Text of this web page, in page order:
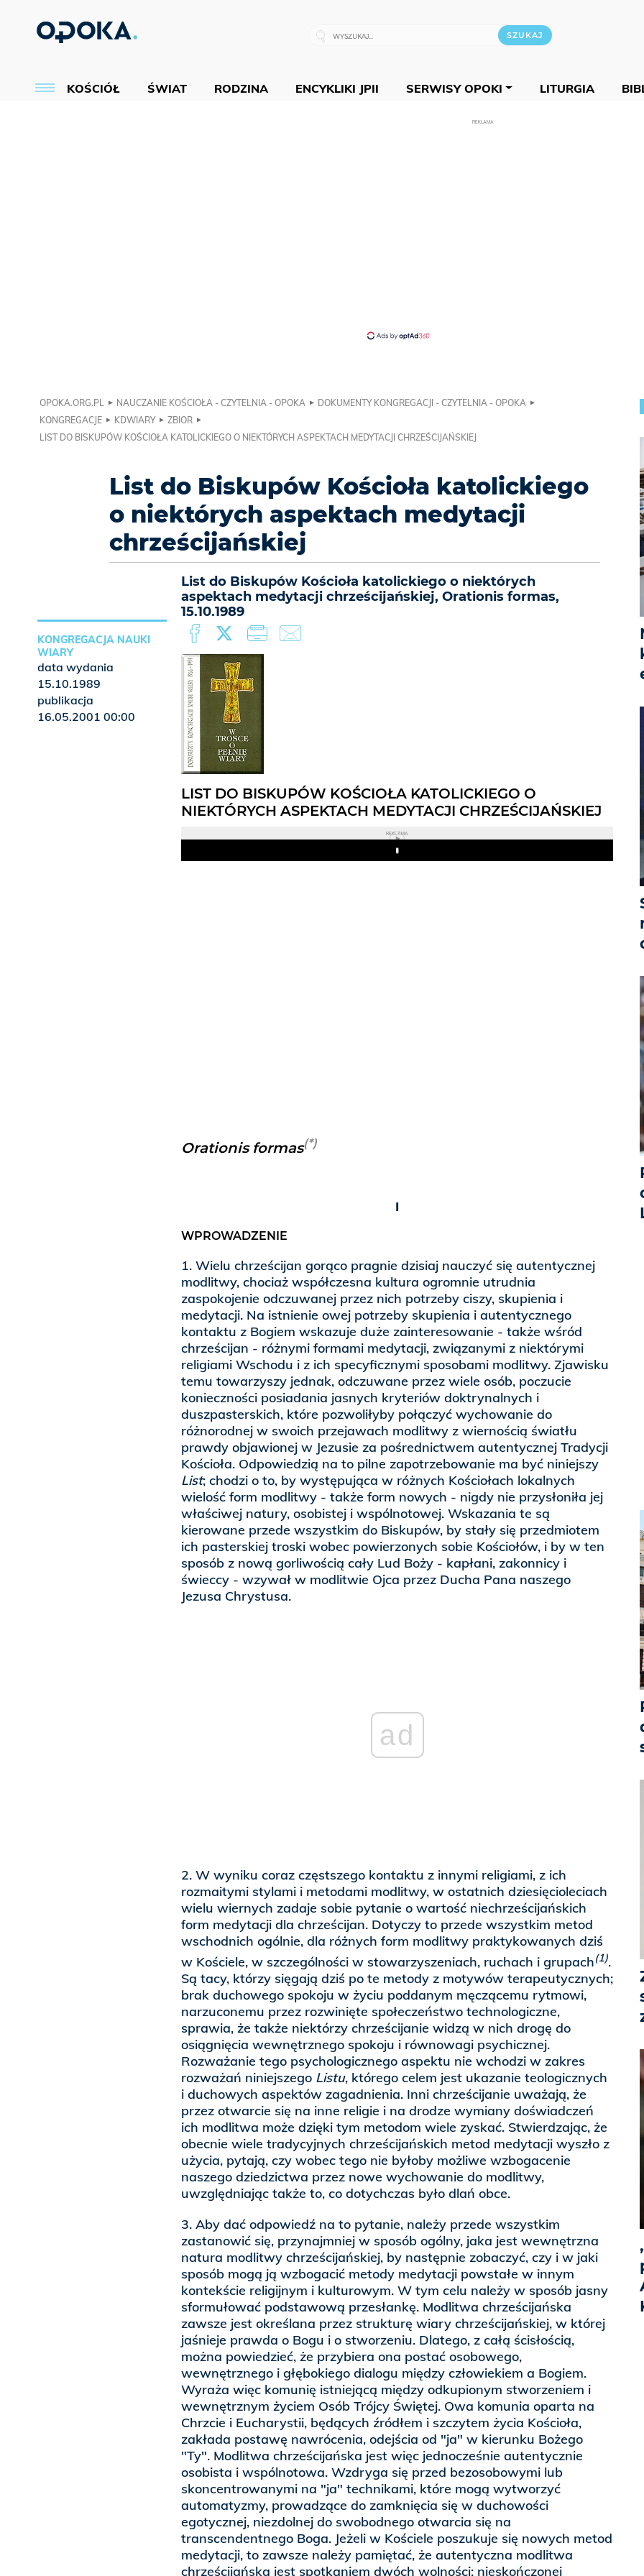
KOŚCIÓŁ ŚWIAT RODZINA ENCYKLIKI JPII SERWISY OPOKI LITURGIA
REKLAMA
OPOKA.ORG.PL NAUCZANIE KOŚCIOŁA - CZYTELNIA - OPOKA
DOKUMENTY KONGREGACJI - CZYTELNIA - OPOKA
KONGREGACJE
KDWIARY
ZBIOR
LIST DO BISKUPÓW KOŚCIOŁA KATOLICKIEGO O NIEKTÓRYCH ASPEKTACH MEDYTACJI CHRZEŚCIJAŃSKIEJ
List do Biskupów Kościoła katolickiego
o niektórych aspektach medytacji
chrześcijańskiej
List do Biskupów Kościoła katolickiego o niektórych
aspektach medytacji chrześcijańskiej, Orationis formas,
15.10.1989
LIST DO BISKUPÓW KOŚCIOŁA KATOLICKIEGO O
NIEKTÓRYCH ASPEKTACH MEDYTACJI CHRZEŚCIJAŃSKIEJ
REKLAMA
Play
Orationis formas(*)
I
WPROWADZENIE
1. Wielu chrześcijan gorąco pragnie dzisiaj nauczyć się autentycznej
modlitwy, chociaż współczesna kultura ogromnie utrudnia
zaspokojenie odczuwanej przez nich potrzeby ciszy, skupienia i
medytacji. Na istnienie owej potrzeby skupienia i autentycznego
kontaktu z Bogiem wskazuje duże zainteresowanie - także wśród
chrześcijan - różnymi formami medytacji, związanymi z niektórymi
religiami Wschodu i z ich specyficznymi sposobami modlitwy. Zjawisku
temu towarzyszy jednak, odczuwane przez wiele osób, poczucie
konieczności posiadania jasnych kryteriów doktrynalnych i
duszpasterskich, które pozwoliłyby połączyć wychowanie do
różnorodnej w swoich przejawach modlitwy z wiernością światłu
prawdy objawionej w Jezusie za pośrednictwem autentycznej Tradycji
Kościoła. Odpowiedzią na to pilne zapotrzebowanie ma być niniejszy
List; chodzi o to, by występująca w różnych Kościołach lokalnych
wielość form modlitwy - także form nowych - nigdy nie przysłoniła jej
właściwej natury, osobistej i wspólnotowej. Wskazania te są
kierowane przede wszystkim do Biskupów, by stały się przedmiotem
ich pasterskiej troski wobec powierzonych sobie Kościołów, i by w ten
sposób z nową gorliwością cały Lud Boży - kapłani, zakonnicy i
świeccy - wzywał w modlitwie Ojca przez Ducha Pana naszego
Jezusa Chrystusa.
ad
2. W wyniku coraz częstszego kontaktu z innymi religiami, z ich
rozmaitymi stylami i metodami modlitwy, w ostatnich dziesięcioleciach
wielu wiernych zadaje sobie pytanie o wartość niechrześcijańskich
form medytacji dla chrześcijan. Dotyczy to przede wszystkim metod
wschodnich ogólnie, dla różnych form modlitwy praktykowanych dziś
w Kościele, w szczególności w stowarzyszeniach, ruchach i grupach(1).
Są tacy, którzy sięgają dziś po te metody z motywów terapeutycznych;
brak duchowego spokoju w życiu poddanym męczącemu rytmowi,
narzuconemu przez rozwinięte społeczeństwo technologiczne,
sprawia, że także niektórzy chrześcijanie widzą w nich drogę do
osiągnięcia wewnętrznego spokoju i równowagi psychicznej.
Rozważanie tego psychologicznego aspektu nie wchodzi w zakres
rozważań niniejszego Listu, którego celem jest ukazanie teologicznych
i duchowych aspektów zagadnienia. Inni chrześcijanie uważają, że
przez otwarcie się na inne religie i na drodze wymiany doświadczeń
ich modlitwa może dzięki tym metodom wiele zyskać. Stwierdzając, że
obecnie wiele tradycyjnych chrześcijańskich metod medytacji wyszło z
użycia, pytają, czy wobec tego nie byłoby możliwe wzbogacenie
naszego dziedzictwa przez nowe wychowanie do modlitwy,
uwzględniając także to, co dotychczas było dlań obce.
3. Aby dać odpowiedź na to pytanie, należy przede wszystkim
zastanowić się, przynajmniej w sposób ogólny, jaka jest wewnętrzna
natura modlitwy chrześcijańskiej, by następnie zobaczyć, czy i w jaki
sposób mogą ją wzbogacić metody medytacji powstałe w innym
kontekście religijnym i kulturowym. W tym celu należy w sposób jasny
sformułować podstawową przesłankę. Modlitwa chrześcijańska
zawsze jest określana przez strukturę wiary chrześcijańskiej, w której
jaśnieje prawda o Bogu i o stworzeniu. Dlatego, z całą ścisłością,
można powiedzieć, że przybiera ona postać osobowego,
wewnętrznego i głębokiego dialogu między człowiekiem a Bogiem.
Wyraża więc komunię istniejącą między odkupionym stworzeniem i
wewnętrznym życiem Osób Trójcy Świętej. Owa komunia oparta na
Chrzcie i Eucharystii, będących źródłem i szczytem życia Kościoła,
zakłada postawę nawrócenia, odejścia od "ja" w kierunku Bożego
"Ty". Modlitwa chrześcijańska jest więc jednocześnie autentycznie
osobista i wspólnotowa. Wzdryga się przed bezosobowymi lub
skoncentrowanymi na "ja" technikami, które mogą wytworzyć
automatyzmy, prowadzące do zamknięcia się w duchowości
egotycznej, niezdolnej do swobodnego otwarcia się na
transcendentnego Boga. Jeżeli w Kościele poszukuje się nowych metod
medytacji, to zawsze należy pamiętać, że autentyczna modlitwa
chrześcijańska jest spotkaniem dwóch wolności: nieskończonej
KONGREGACJA NAUKI
WIARY
data wydania
15.10.1989
publikacja
16.05.2001 00:00